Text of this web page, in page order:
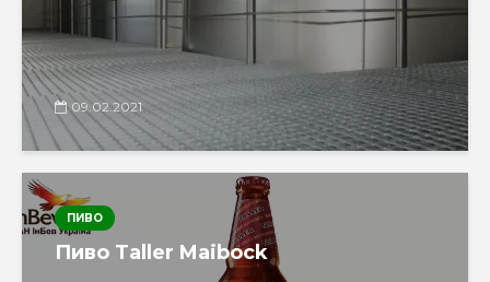
09.02.2021
ПИВО
Пиво Taller Maibock